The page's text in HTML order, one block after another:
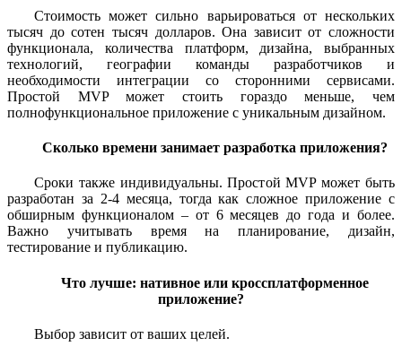
Стоимость может сильно варьироваться от нескольких
тысяч до сотен тысяч долларов. Она зависит от сложности
функционала, количества платформ, дизайна, выбранных
технологий, географии команды разработчиков и
необходимости интеграции со сторонними сервисами.
Простой MVP может стоить гораздо меньше, чем
полнофункциональное приложение с уникальным дизайном.
Сколько времени занимает разработка приложения?
Сроки также индивидуальны. Простой MVP может быть
разработан за 2-4 месяца, тогда как сложное приложение с
обширным функционалом – от 6 месяцев до года и более.
Важно учитывать время на планирование, дизайн,
тестирование и публикацию.
Что лучше: нативное или кроссплатформенное
приложение?
Выбор зависит от ваших целей.